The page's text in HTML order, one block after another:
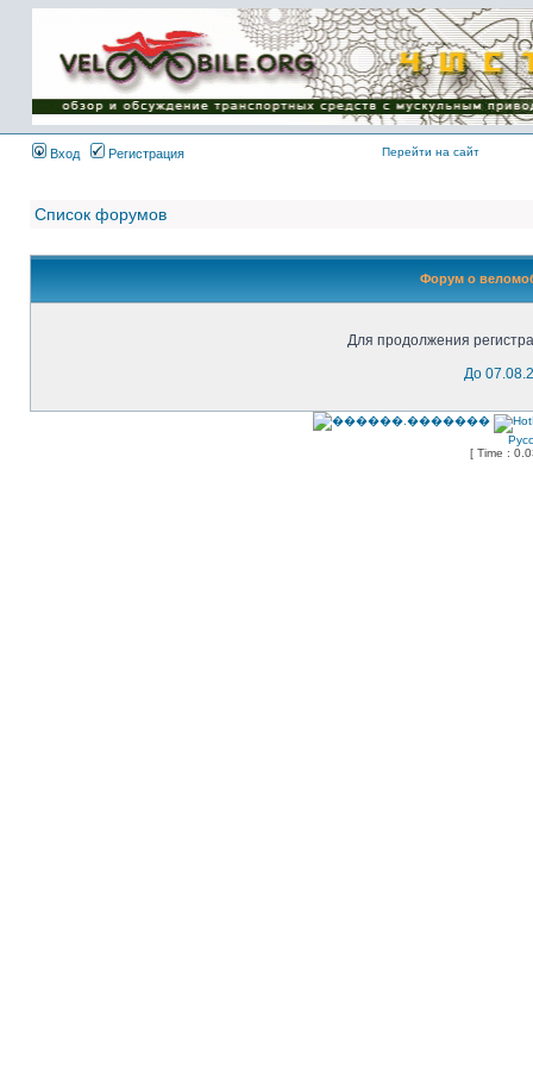
Имя пользователя:
Пароль:
{ LOG_ME_IN_SHORT
}
Вход
Регистрация Перейти на сайт
Список форумов
Форум о
Для продолжения
До
[ Time :